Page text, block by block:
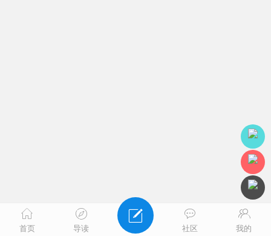
首页 导读 社区 我的